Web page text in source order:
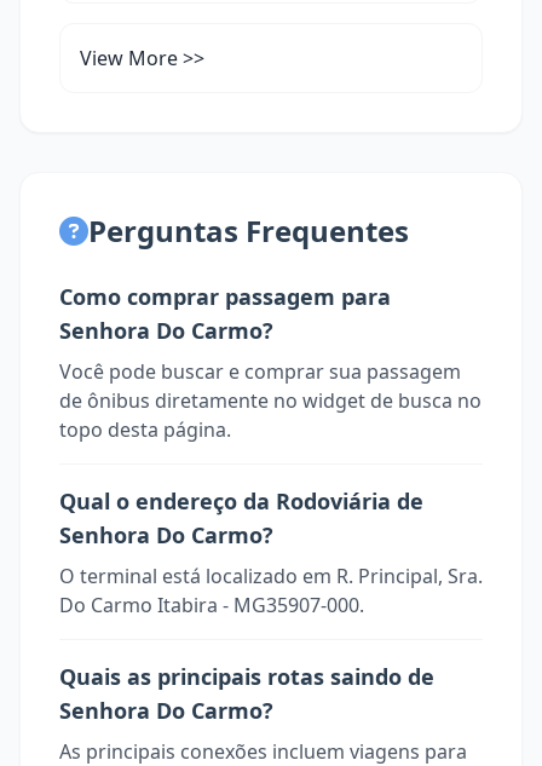
View More >>
Perguntas Frequentes
Como comprar passagem para
Senhora Do Carmo?
Você pode buscar e comprar sua passagem
de ônibus diretamente no widget de busca no
topo desta página.
Qual o endereço da Rodoviária de
Senhora Do Carmo?
O terminal está localizado em R. Principal, Sra.
Do Carmo Itabira - MG35907-000.
Quais as principais rotas saindo de
Senhora Do Carmo?
As principais conexões incluem viagens para